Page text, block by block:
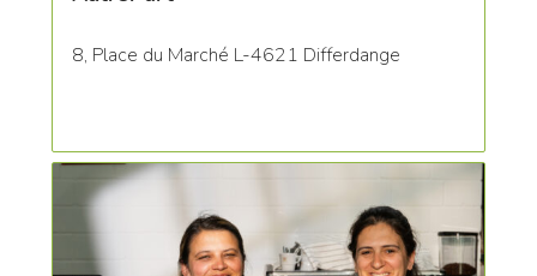
8, Place du Marché L-4621 Differdange